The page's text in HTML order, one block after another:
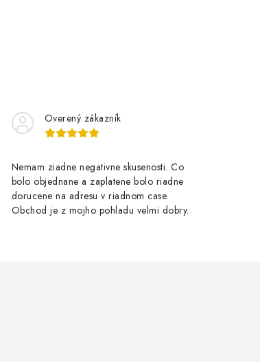
Overený zákazník
Nemam ziadne negativne skusenosti. Co
bolo objednane a zaplatene bolo riadne
dorucene na adresu v riadnom case.
Obchod je z mojho pohladu velmi dobry.